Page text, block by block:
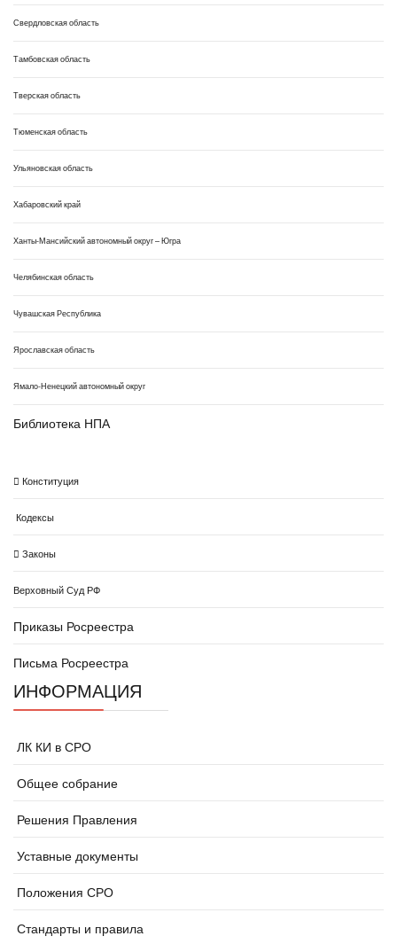
Свердловская область
Тамбовская область
Тверская область
Тюменская область
Ульяновская область
Хабаровский край
Ханты-Мансийский автономный округ – Югра
Челябинская область
Чувашская Республика
Ярославская область
Ямало-Ненецкий автономный округ
Библиотека НПА
Конституция
Кодексы
Законы
Верховный Суд РФ
Приказы Росреестра
Письма Росреестра
ИНФОРМАЦИЯ
ЛК КИ в СРО
Общее собрание
Решения Правления
Уставные документы
Положения СРО
Стандарты и правила